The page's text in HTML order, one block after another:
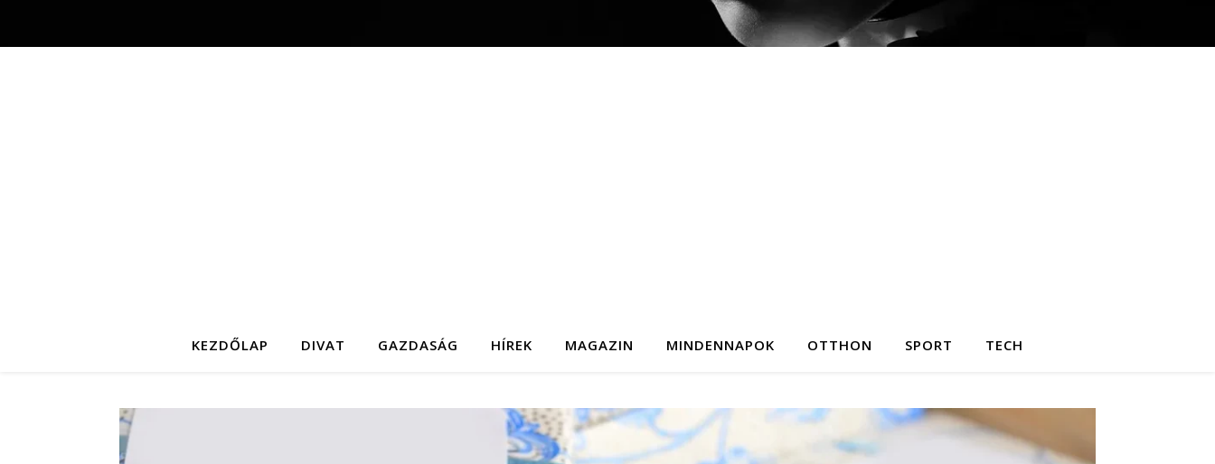
KEZDŐLAP DIVAT GAZDASÁG HÍREK MAGAZIN MINDENNAPOK OTTHON SPORT TECH